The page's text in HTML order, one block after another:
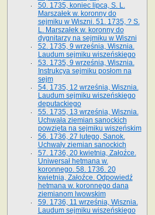
50. 1735, koniec lipca, S. L.
Marszałek w. koronny do
sejmiku w Wiszni. 51. 1735, ? S.
L. Marszałek w. koronny do
dygnitarzy na sejmiku w Wiszni
52. 1735, 9 września, Wisznia.
Laudum sejmiku wiszeńskiego
53. 1735, 9 września, Wisznia.
Instrukcya sejmiku posłom na
sejm
54. 1735, 12 września, Wisznia.
Laudum sejmiku wiszeńskiego
deputackiego
55. 1735, 13 września, Wisznia.
Uchwała ziemian sanockich
powzięta na sejmiku wiszeńskim
56. 1736, 27 lutego, Sanok.
Uchwały ziemian sanockich
57. 1736, 20 kwietnia, Załoźce.
Uniwersał hetmana w.
koronnego. 58. 1736. 20
kwietnia, Załoźce. Odpowiedź
hetmana w. koronnego dana
ziemianom lwowskim
59. 1736, 11 września, Wisznia.
Laudum sejmiku wiszeńskiego